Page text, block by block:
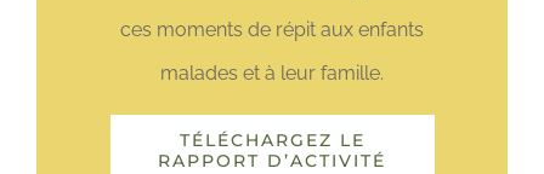
ces moments de répit aux enfants
malades et à leur famille.
TÉLÉCHARGEZ LE
RAPPORT D’ACTIVITÉ